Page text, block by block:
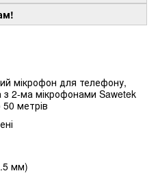
мікрофон для телефону,
2-ма мікрофонами Sawetek
метрів
мм)